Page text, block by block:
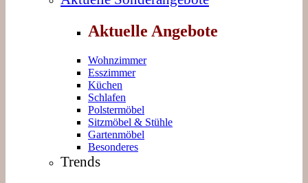
Aktuelle Angebote
Wohnzimmer
Esszimmer
Küchen
Schlafen
Polstermöbel
Sitzmöbel & Stühle
Gartenmöbel
Besonderes
Trends